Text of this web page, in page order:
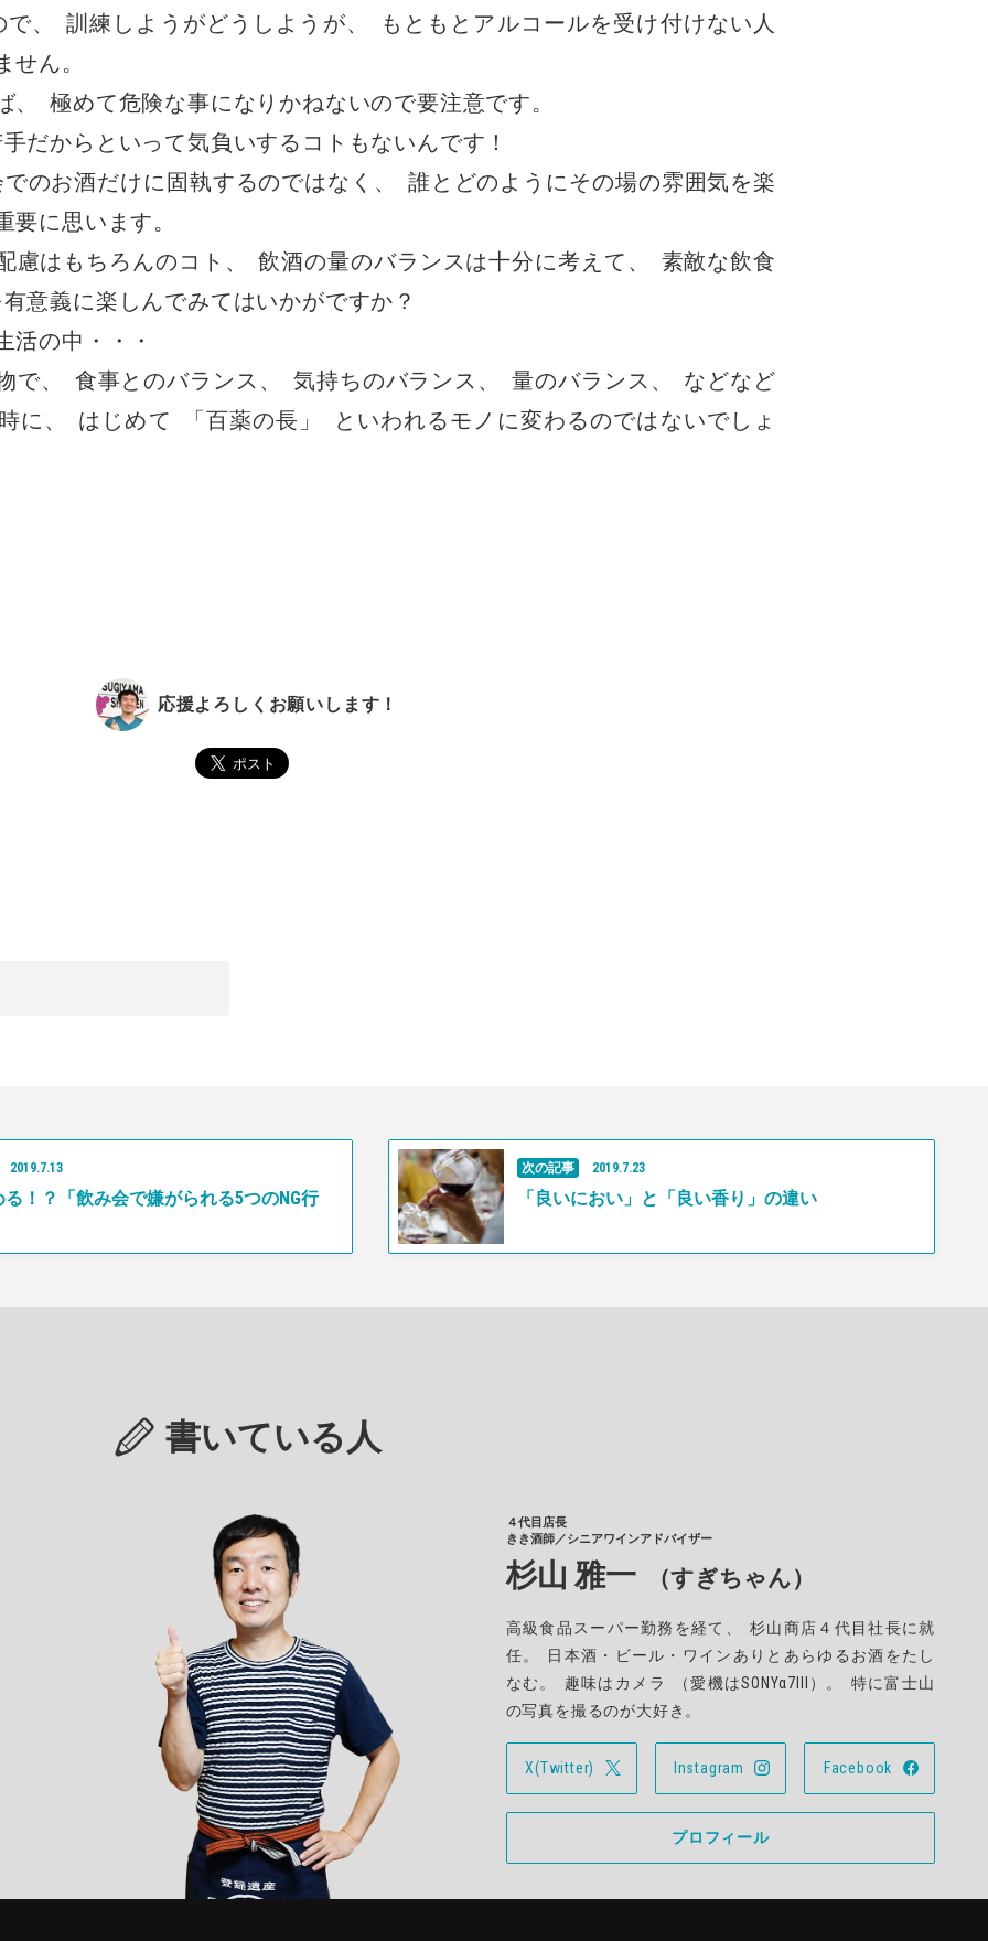
で、 訓練しようがどうしようが、
もともとアルコールを受け付けない人
せん。
、 極めて危険な事になりかねないので要注意です。
だからといって気負いするコトもないんです！
のお酒だけに固執するのではなく 、
誰とどのようにその場の雰囲気を楽
要に思います。
慮はもちろんのコト 、 飲酒の量のバランスは十分に考えて 、
素敵な飲食
意義に楽しんでみてはいかがですか？
活の中・・・
で、 食事とのバランス 、 気持ちのバランス 、 量のバランス 、
などなど
に 、 はじめて 「 百薬の長 」
といわれるモノに変わるのではないでしょ
応援よろしくお願いします！
2019.7.13
！？「飲み会で嫌がられる5つのNG行
次の記事 2019.7.23
「良いにおい」と「良い香り」の違い
書いている人
４代目店長
きき酒師／シニアワインアドバイザー
杉山 雅一 （すぎちゃん）
高級食品スーパー勤務を経て
杉山商店４代目社長に就
任。
日本酒・ビール・ワインありとあらゆるお酒をたし
なむ 。 趣味はカメラ （愛機はSONYα7III ）。
特に富士山
の写真を撮るのが大好き 。
X(Twitter) Instagram Facebook
プロフィール